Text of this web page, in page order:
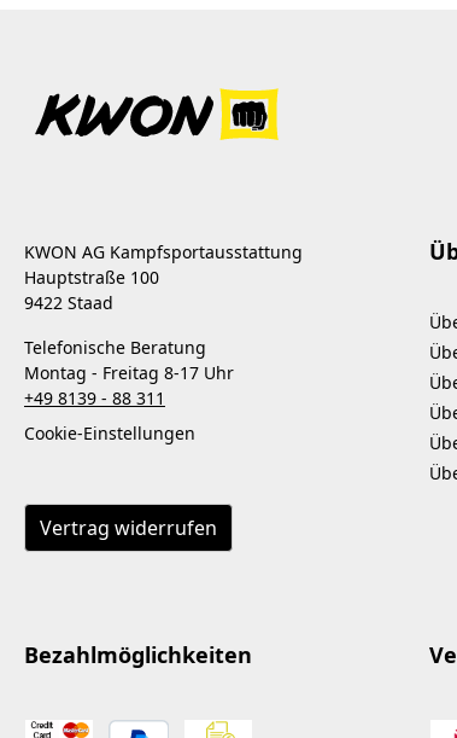
KWON AG Kampfsportausstattung
Hauptstraße 100
9422 Staad
Telefonische Beratung
Montag - Freitag 8-17 Uhr
+49 8139 - 88 311
Cookie-Einstellungen
Vertrag widerrufen
Bezahlmöglichkeiten